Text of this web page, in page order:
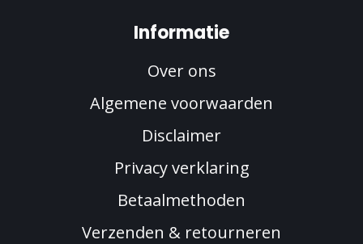
Informatie
Over ons
Algemene voorwaarden
Disclaimer
Privacy verklaring
Betaalmethoden
Verzenden & retourneren